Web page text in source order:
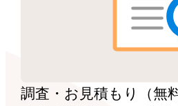
調査・お見積もり （無